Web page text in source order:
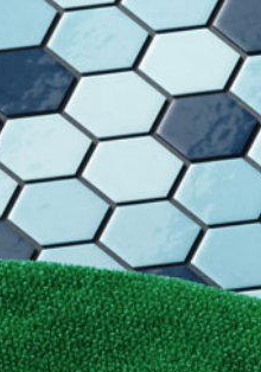
nuovo
sud del
anche il padiglione 1 che
2020. I vecchi e più piccoli
al loro posto è nato uno spazio
nuovo padiglione 1 sono
vanta una superficie di oltre
è garantita da ben sette
strutture sospese e degna di nota
dei singoli stand per quanto
tutte disponibili con semplicità
pedonale a ponte i visitatori del
al primo piano dove è situato